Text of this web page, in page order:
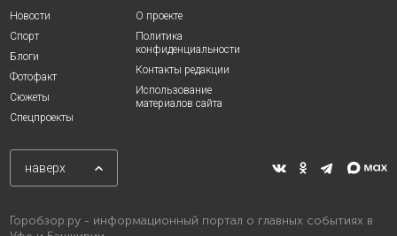
Новости
Спорт
Блоги
Фотофакт
Сюжеты
Спецпроекты
О проекте
Политика
конфиденциальности
Контакты редакции
Использование
материалов сайта
наверх
Горобзор.ру - информационный портал о главных событиях в